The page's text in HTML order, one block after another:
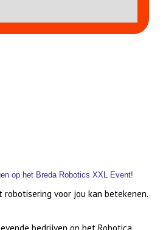
op het Breda Robotics XXL Event!
voor jou kan betekenen.